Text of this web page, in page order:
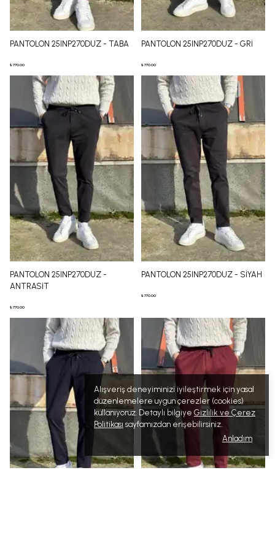
Alışveriş deneyiminizi iyileştirmek için yasal
düzenlemelere uygun çerezler (cookies)
kullanıyoruz. Detaylı bilgiye Gizlilik ve Çerez
Politikası sayfamızdan erişebilirsiniz.
Anladım
PANTOLON 25INP270DUZ - TABA
₺ 770.00
PANTOLON 25INP270DUZ - GRİ
₺ 770.00
PANTOLON 25INP270DUZ -
ANTRASİT
₺ 770.00
PANTOLON 25INP270DUZ - SİYAH
₺ 770.00